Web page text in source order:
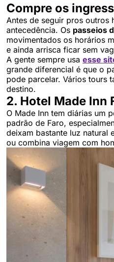
Compre os
Antes de seguir pros outros
antecedência. Os passeios
movimentados os horários
e ainda arrisca ficar sem
A gente sempre usa esse
grande diferencial é que o
pode parcelar. Vários tours
destino.
2. Hotel Made Inn
O Made Inn tem diárias um
padrão de Faro,
deixam bastante luz natural
ou combina viagem com